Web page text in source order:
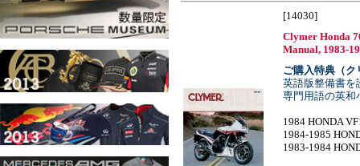
[14030]
Clymer Honda
Manual, 1983-
ご購入特典（ク
英語版整備書を
専門用語の英和
1984 HONDA
1984-1985
1983-1984